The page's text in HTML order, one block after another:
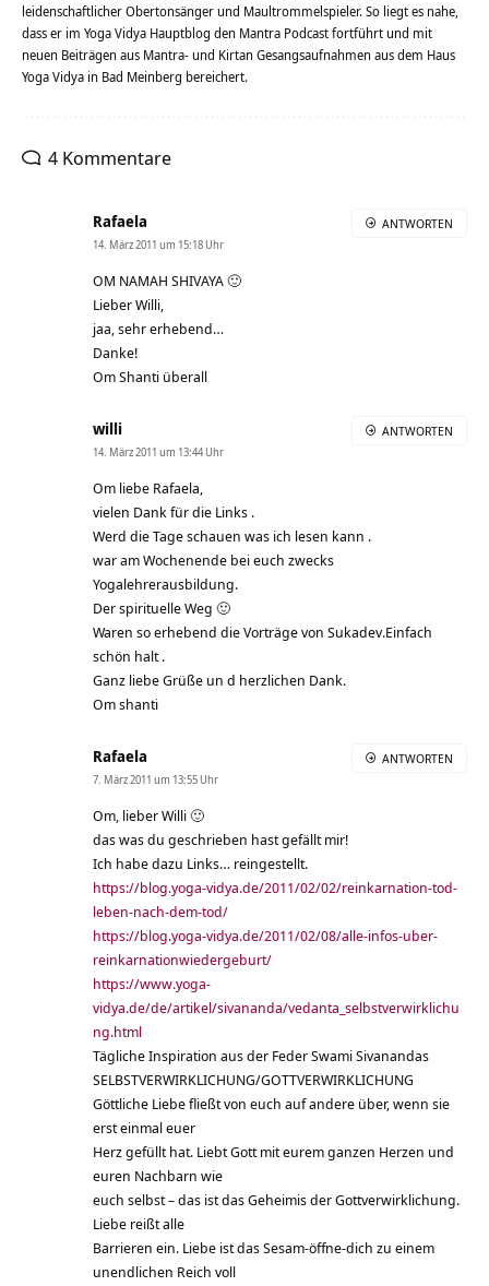
leidenschaftlicher Obertonsänger und Maultrommelspieler. So liegt es nahe,
dass er im Yoga Vidya Hauptblog den Mantra Podcast fortführt und mit
neuen Beiträgen aus Mantra- und Kirtan Gesangsaufnahmen aus dem Haus
Yoga Vidya in Bad Meinberg bereichert.
4 Kommentare
Rafaela
14. März 2011 um 15:18 Uhr
OM NAMAH SHIVAYA 🙂
Lieber Willi,
jaa, sehr erhebend…
Danke!
Om Shanti überall
ANTWORTEN
willi
14. März 2011 um 13:44 Uhr
Om liebe Rafaela,
vielen Dank für die Links .
Werd die Tage schauen was ich lesen kann .
war am Wochenende bei euch zwecks
Yogalehrerausbildung.
Der spirituelle Weg 🙂
Waren so erhebend die Vorträge von Sukadev.Einfach
schön halt .
Ganz liebe Grüße un d herzlichen Dank.
Om shanti
ANTWORTEN
Rafaela
7. März 2011 um 13:55 Uhr
Om, lieber Willi 🙂
das was du geschrieben hast gefällt mir!
Ich habe dazu Links… reingestellt.
https://blog.yoga-vidya.de/2011/02/02/reinkarnation-tod-
leben-nach-dem-tod/
https://blog.yoga-vidya.de/2011/02/08/alle-infos-uber-
reinkarnationwiedergeburt/
https://www.yoga-
vidya.de/de/artikel/sivananda/vedanta_selbstverwirklichu
ng.html
Tägliche Inspiration aus der Feder Swami Sivanandas
SELBSTVERWIRKLICHUNG/GOTTVERWIRKLICHUNG
Göttliche Liebe fließt von euch auf andere über, wenn sie
erst einmal euer
Herz gefüllt hat. Liebt Gott mit eurem ganzen Herzen und
euren Nachbarn wie
euch selbst – das ist das Geheimis der Gottverwirklichung.
Liebe reißt alle
Barrieren ein. Liebe ist das Sesam-öffne-dich zu einem
unendlichen Reich voll
ANTWORTEN